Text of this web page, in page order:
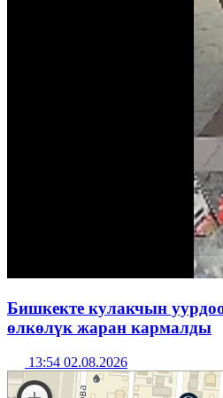
Бишкекте кулакчын
өлкөлүк жаран кармалды
13:54 02.08.2026